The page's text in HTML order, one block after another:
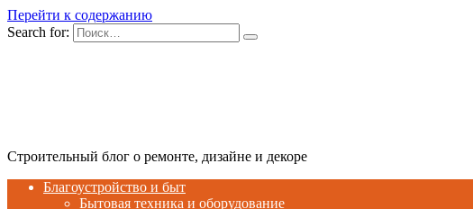
Перейти к содержанию
Search for:
Строительный блог о ремонте, дизайне и декоре
Благоустройство и быт
Бытовая техника и оборудование